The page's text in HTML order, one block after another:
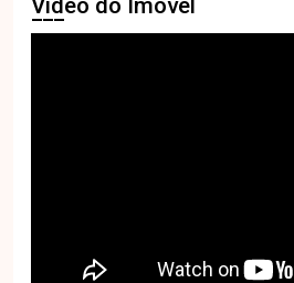
Vídeo do Imóvel